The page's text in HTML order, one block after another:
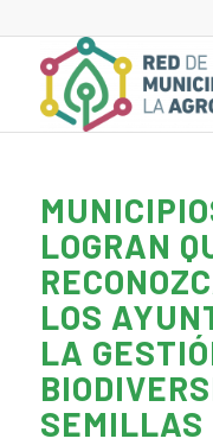
LOGRAN
LOS
LA
SEMILLAS